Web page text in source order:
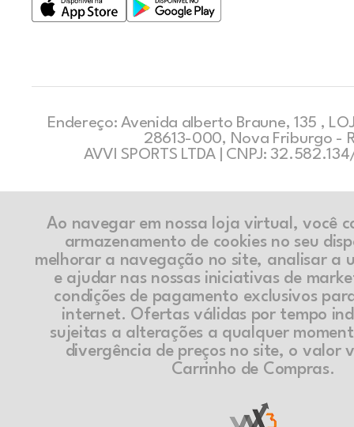
Endereço: Avenida alberto Braune, 135 ,
28613-000, Nova Friburgo -
AVVI SPORTS LTDA | CNPJ:
Ao navegar em nossa loja virtual, você
armazenamento de cookies no seu
melhorar a navegação no site, analisar a
e ajudar nas nossas iniciativas de
condições de pagamento exclusivos
internet. Ofertas válidas por tempo
sujeitas a alterações a qualquer
divergência de preços no site, o valor
Carrinho de Compras.